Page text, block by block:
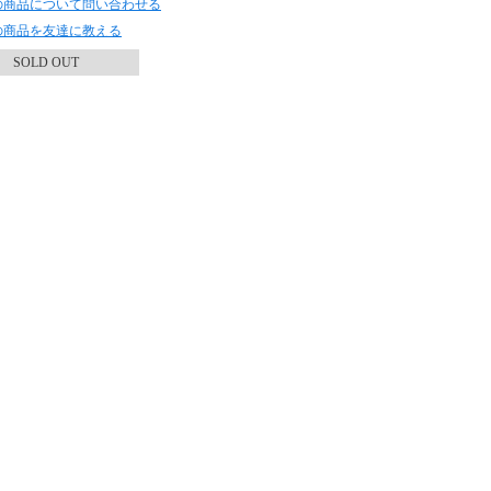
商品について問い合わせる
商品を友達に教える
SOLD OUT